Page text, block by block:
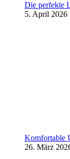
Die perfekte
5. April 2026
Komfortable
26. März